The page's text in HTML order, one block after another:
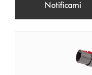
Notificami